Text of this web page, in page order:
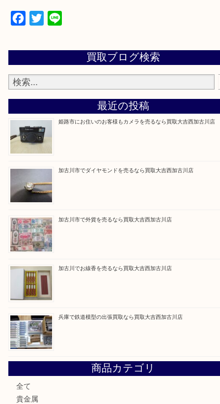
買取大吉西加古川店に来てよかった！そう思ってい
よう丁寧に査定いたします。
Facebook
Twitter
Line